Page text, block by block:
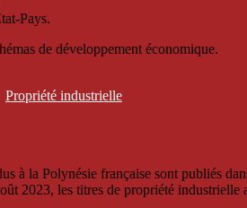
Pays.
de développement économique.
Propriété industrielle
à la Polynésie française sont publiés
2023, les titres de propriété